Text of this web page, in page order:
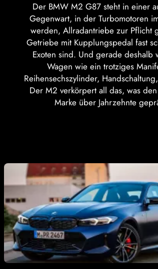
Der BMW M2 G87 steht in einer
Gegenwart, in der Turbomotoren
werden, Allradantriebe zur Pflicht
Getriebe mit Kupplungspedal fast
Exoten sind. Und gerade deshalb
Wagen wie ein trotziges
Reihensechszylinder,
Der M2 verkörpert all das, was
Marke über Jahrzehnte